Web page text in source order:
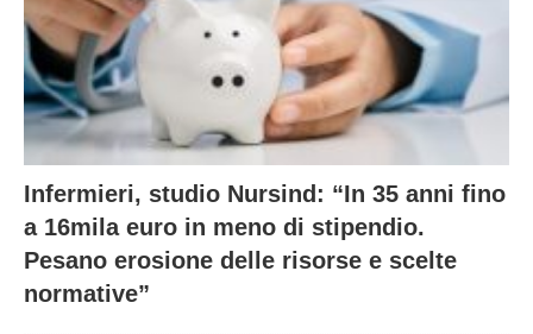
Infermieri, studio Nursind: “In 35 anni fino
a 16mila euro in meno di stipendio.
Pesano erosione delle risorse e scelte
normative”